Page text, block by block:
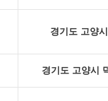
경기도 고양
경기도 고양시